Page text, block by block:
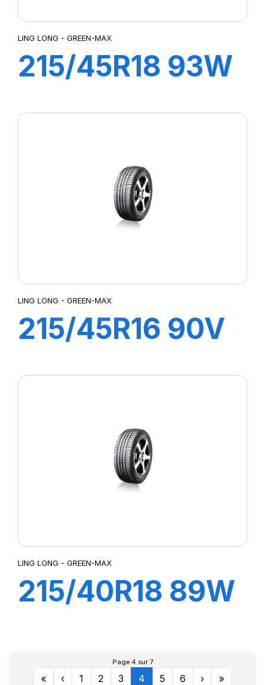
LING LONG - GREEN-MAX
215/45R18 93W
LING LONG - GREEN-MAX
215/45R16 90V
LING LONG - GREEN-MAX
215/40R18 89W
Page 4 sur 7
« ‹ 1 2 3 4 5 6 › »